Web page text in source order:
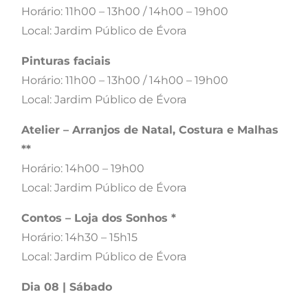
Horário: 11h00 – 13h00 / 14h00 – 19h00
Local: Jardim Público de Évora
Pinturas faciais
Horário: 11h00 – 13h00 / 14h00 – 19h00
Local: Jardim Público de Évora
Atelier – Arranjos de Natal, Costura e Malhas
**​
Horário: 14h00 – 19h00
Local: Jardim Público de Évora
Contos – Loja dos Sonhos *
Horário: 14h30 – 15h15
Local: Jardim Público de Évora
Dia 08 | Sábado